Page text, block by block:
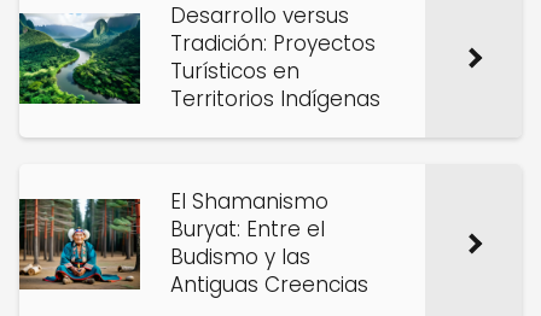
Desarrollo versus
Tradición: Proyectos
Turísticos en
Territorios Indígenas
El Shamanismo
Buryat: Entre el
Budismo y las
Antiguas Creencias